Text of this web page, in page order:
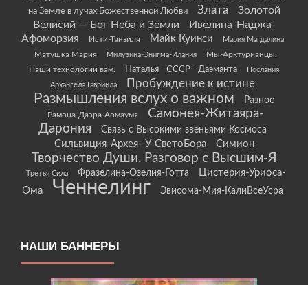
на Земле в лучах Божественной Любви
Злата
Золотой
Велисий — Бог Неба и Земли
Ивелина-Наджа-
Афоморзия
Исти-Танзиля Майк Куинси Мария Магдалина
Матушка Мария Милузина-Энигма-Илания
Мы-Арктурианцы.
Наши технологии вам.
Наталья - СССР - Даэманта
Послания
Архангела Гавриила
Пробуждение к истине
Размышления вслух о важном Разное
Рамона-Даэра-Аомаумя
Самонея-Житаяра-
Дарония
Связь с Высокими звеньями Космоса
Сильвиция-Архея- У-СветоБора Симион
Творчество Души. Разговор с Высшим-Я
Третья Сила Фразелина-Озелия-Готта
Цистерия-Уриоса-
Ома
Ченнелинг Эвисома-Мия-КалиВсеУсра
НАШИ БАННЕРЫ